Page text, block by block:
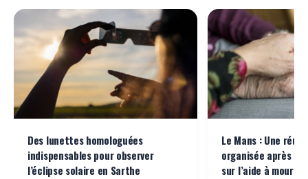
Des lunettes homologuées
indispensables pour observer
l’éclipse solaire en Sarthe
Le Mans : Une
organisée après
sur l’aide à mourir